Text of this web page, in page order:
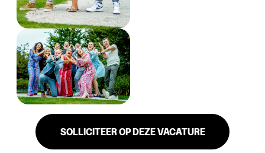
SOLLICITEER OP DEZE VACATURE